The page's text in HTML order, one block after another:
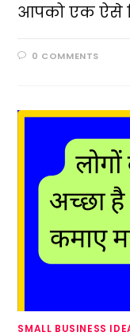
आपको एक ऐसे
0 COMMENTS
SMALL BUSINESS